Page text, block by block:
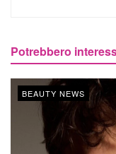
Potrebbero
BEAUTY NEWS